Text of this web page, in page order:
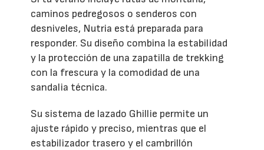
caminos pedregosos o senderos con
desniveles, Nutria está preparada para
responder. Su diseño combina la estabilidad
y la protección de una zapatilla de trekking
con la frescura y la comodidad de una
sandalia técnica.
Su sistema de lazado Ghillie permite un
ajuste rápido y preciso, mientras que el
estabilizador trasero y el cambrillón